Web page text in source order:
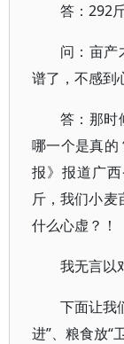
答：292斤
问：亩产
谱了，不感到
答：那时
哪一个是真的
报》报道广
斤，我们小麦
什么心虚？！
我无言以
下面让我
进”、粮食放“